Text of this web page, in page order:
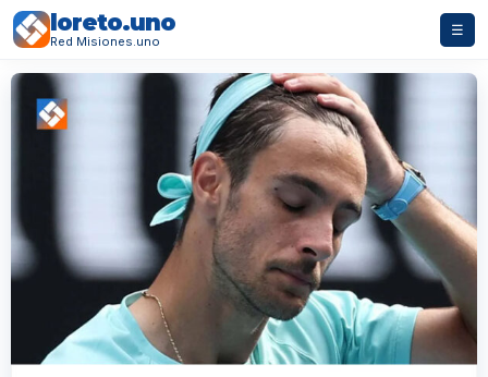
loreto.uno
Red Misiones.uno
☰